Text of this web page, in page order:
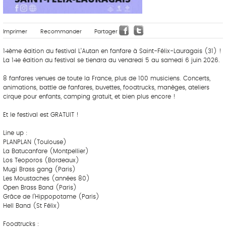
Imprimer Recommander Partager
14ème édition du festival L’Autan en fanfare à Saint-Félix-Lauragais (31) !
La 14e édition du festival se tiendra du vendredi 5 au samedi 6 juin 2026.
8 fanfares venues de toute la France, plus de 100 musiciens. Concerts,
animations, battle de fanfares, buvettes, foodtrucks, manèges, ateliers
cirque pour enfants, camping gratuit, et bien plus encore !
Et le festival est GRATUIT !
Line up :
PLANPLAN (Toulouse)
La Batucanfare (Montpellier)
Los Teoporos (Bordeaux)
Mugi Brass gang (Paris)
Les Moustaches (années 80)
Open Brass Band (Paris)
Grâce de l’Hippopotame (Paris)
Hell Band (St Félix)
Foodtrucks :